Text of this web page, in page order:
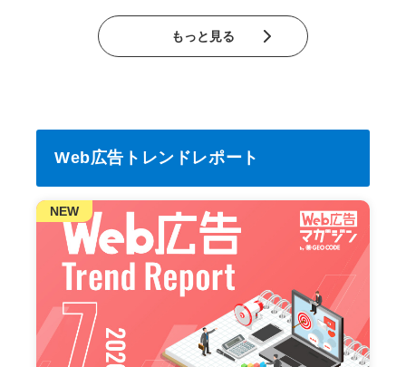
もっと見る
Web広告トレンドレポート
NEW